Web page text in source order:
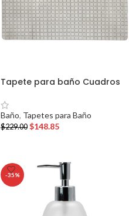
Tapete para baño Cuadros
Baño, Tapetes para Baño
$229.00 $148.85
-35%